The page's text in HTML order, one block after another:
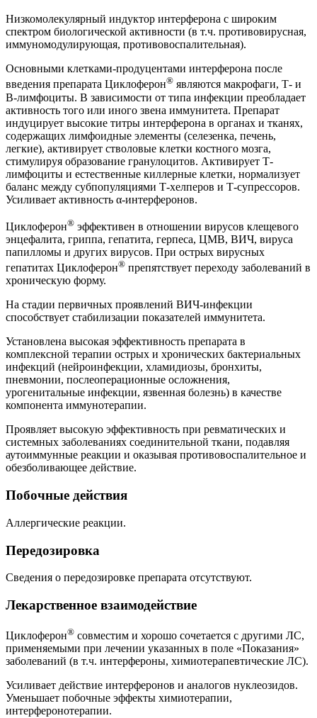
Низкомолекулярный индуктор интерферона с широким
спектром биологической активности (в т.ч. противовирусная,
иммуномодулирующая, противовоспалительная).
Основными клетками-продуцентами интерферона после
введения препарата Циклоферон® являются макрофаги, Т- и
В-лимфоциты. В зависимости от типа инфекции преобладает
активность того или иного звена иммунитета. Препарат
индуцирует высокие титры интерферона в органах и тканях,
содержащих лимфоидные элементы (селезенка, печень,
легкие), активирует стволовые клетки костного мозга,
стимулируя образование гранулоцитов. Активирует Т-
лимфоциты и естественные киллерные клетки, нормализует
баланс между субпопуляциями Т-хелперов и Т-супрессоров.
Усиливает активность α-интерферонов.
Циклоферон® эффективен в отношении вирусов клещевого
энцефалита, гриппа, гепатита, герпеса, ЦМВ, ВИЧ, вируса
папилломы и других вирусов. При острых вирусных
гепатитах Циклоферон® препятствует переходу заболеваний в
хроническую форму.
На стадии первичных проявлений ВИЧ-инфекции
способствует стабилизации показателей иммунитета.
Установлена высокая эффективность препарата в
комплексной терапии острых и хронических бактериальных
инфекций (нейроинфекции, хламидиозы, бронхиты,
пневмонии, послеоперационные осложнения,
урогенитальные инфекции, язвенная болезнь) в качестве
компонента иммунотерапии.
Проявляет высокую эффективность при ревматических и
системных заболеваниях соединительной ткани, подавляя
аутоиммунные реакции и оказывая противовоспалительное и
обезболивающее действие.
Побочные действия
Аллергические реакции.
Передозировка
Сведения о передозировке препарата отсутствуют.
Лекарственное взаимодействие
Циклоферон® совместим и хорошо сочетается с другими ЛС,
применяемыми при лечении указанных в поле «Показания»
заболеваний (в т.ч. интерфероны, химиотерапевтические ЛС).
Усиливает действие интерферонов и аналогов нуклеозидов.
Уменьшает побочные эффекты химиотерапии,
интерферонотерапии.